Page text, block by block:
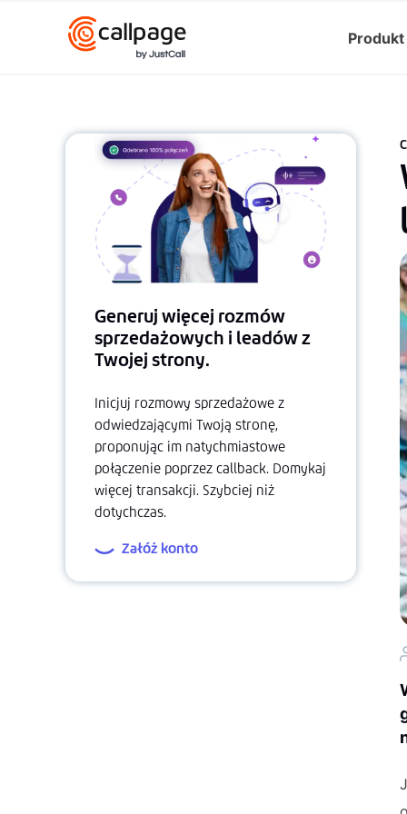
Produkt
Generuj więcej rozmów
sprzedażowych i leadów z
Twojej strony.
Inicjuj rozmowy sprzedażowe z
odwiedzającymi Twoją stronę,
proponując im natychmiastowe
połączenie poprzez callback. Domykaj
więcej transakcji. Szybciej niż
dotychczas.
Załóż konto